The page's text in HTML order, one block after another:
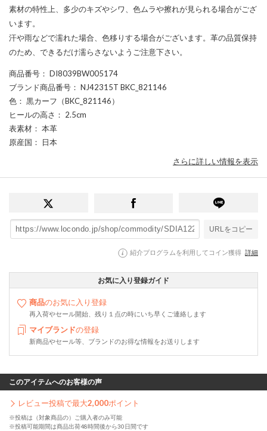
素材の特性上、多少のキズやシワ、色ムラや擦れが見られる場合がござ
います。
汗や雨などで濡れた場合、色移りする場合がございます。革の品質保持
のため、できるだけ濡らさないようご注意下さい。
商品番号 ： DI8039BW005174
ブランド商品番号 ： NJ42315T BKC_821146
色 ： 黒カーフ（BKC_821146）
ヒールの高さ ： 2.5cm
表素材 ： 本革
原産国 ： 日本
さらに詳しい情報を表示
URLをコピー
紹介プログラムを利用してコイン獲得 詳細
お気に入り登録ガイド
商品のお気に入り登録
再入荷やセール開始、残り１点の時にいち早くご連絡します
マイブランドの登録
新商品やセール等、ブランドのお得な情報をお送りします
このアイテムへのお客様の声
レビュー投稿で最大2,000ポイント
※投稿は（対象商品の）ご購入者のみ可能
※投稿可能期間は商品出荷48時間後から30日間です